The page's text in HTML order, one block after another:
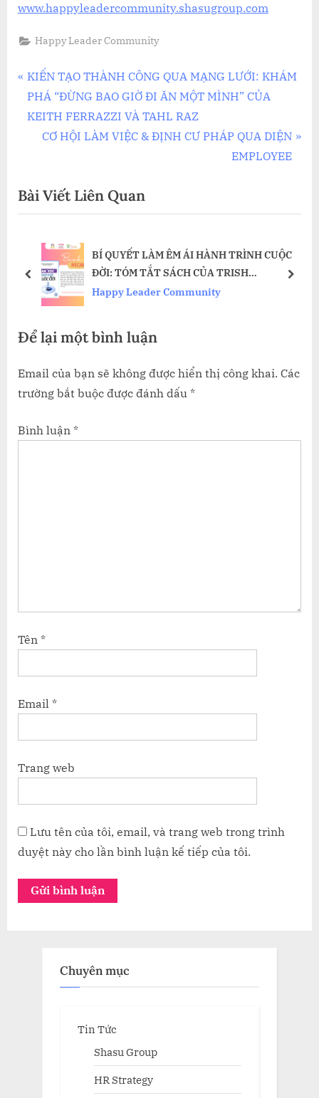
www.happyleadercommunity.shasugroup.com
Happy Leader Community
Điều
hướng
bài
P
r
e
u
s
s
KIẾN TẠO THÀNH CÔNG QUA MẠNG LƯỚI: KHÁM
PHÁ “ĐỪNG BAO GIỜ ĐI ĂN MỘT MÌNH” CỦA
KEITH FERRAZZI VÀ TAHL RAZ
N
t
P
t
:
CƠ HỘI LÀM VIỆC & ĐỊNH CƯ PHÁP QUA DIỆN
EMPLOYEE
Bài Viết Liên Quan
BÍ QUYẾT LÀM ÊM ÁI HÀNH TRÌNH CUỘC
ĐỜI: TÓM TẮT SÁCH CỦA TRISH
SUMMERFIELD
Happy Leader Community
prev next
Để lại một bình luận
Email của bạn sẽ không được hiển thị công khai. Các
trường bắt buộc được đánh dấu *
Bình luận *
Tên *
Email *
Trang web
Lưu tên của tôi, email, và trang web trong trình
duyệt này cho lần bình luận kế tiếp của tôi.
Chuyên mục
Tin Tức
Shasu Group
HR Strategy